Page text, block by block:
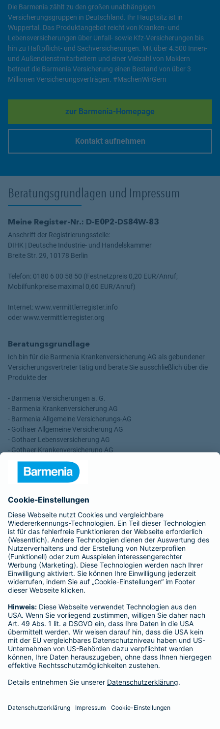
Die Barmenia zählt zu den großen unabhängigen
Versicherungsgruppen in Deutschland. Ihr Hauptsitz ist in
Wuppertal. Das Produktangebot reicht von Kranken- und
Lebensversicherungen über Unfall- sowie Kfz-Versicherungen bis
hin zu Haftpflicht- und Sachversicherungen. Mit über 4.500 Innen-
und Außendienstmitarbeitern und einer Vielzahl von Maklern
betreut die Barmenia Versicherung einen Bestand von über 3
Millionen Versicherungsverträgen. #MachenWirGern
zur Barmenia-Homepage
Link Opens in New Tab
Kontakt aufnehmen
Beratungsgrundlagen und Impressum
Meine Register-Nr.: D-E0P2-DS84W-83
Anschrift der Registrierungsstelle:
DIHK | Deutsche Industrie- und Handelskammer
Breite Str. 29, 10178 Berlin
Telefon: 0180 6 00 58 50 (Festnetzpreis 0,20 EUR/Anruf;
Mobilfunkpreise maximal 0,60 EUR/Anruf)
Internet: www.vermittlerregister.info
oder www.vermittlerregister.org
Beratungsgrundlage
Ich bin für die Barmenia Krankenversicherung AG als gebundener
Versicherungsvertreter tätig und berate Sie ausschließlich über die
Produkte der
- Barmenia Versicherungen a. G.
- Barmenia Krankenversicherung AG
- Barmenia Allgemeine Versicherungs-AG
- Gothaer Allgemeine Versicherung AG
- Gothaer Lebensversicherung AG
- Gothaer Krankenversicherung AG
- ROLAND Rechtsschutz-Versicherungs-AG
- ROLAND Schutzbrief-Versicherung AG
Vergütungen, die in der zu entrichtenden Versicherungsprämie
enthalten sind.
Schlichtungsstellen
Für Lebens- und Sachversicherungen:
Verein Versicherungsombudsmann eV,
Postfach 080632, 10006 Berlin
Für private Krankenversicherungen:
Ombudsmann für private Kranken- / Pflege-Versicherungen,
Postfach 060222, 10052 Berlin
Impressum
Barmenia Versicherung - Tekin Sine
Kneippstr. 38
Tel. 0172 27048397